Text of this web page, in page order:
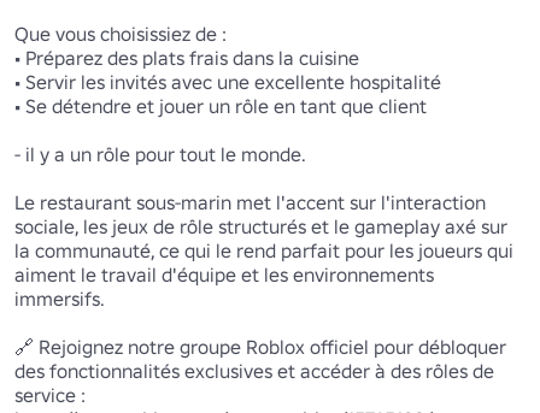
Que vous choisissiez de :
• Préparez des plats frais dans la cuisine
• Servir les invités avec une excellente hospitalité
• Se détendre et jouer un rôle en tant que client
- il y a un rôle pour tout le monde.
Le restaurant sous-marin met l'accent sur l'interaction
sociale, les jeux de rôle structurés et le gameplay axé sur
la communauté, ce qui le rend parfait pour les joueurs qui
aiment le travail d'équipe et les environnements
immersifs.
🔗 Rejoignez notre groupe Roblox officiel pour débloquer
des fonctionnalités exclusives et accéder à des rôles de